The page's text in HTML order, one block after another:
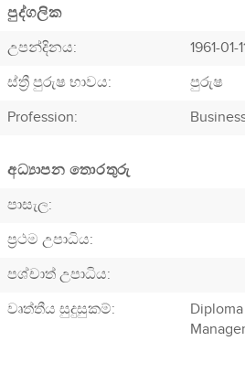
පුද්ගලික
උපන්දිනය:
1961-01-
ස්ත්‍රී පුරුෂ භාවය:
පුරුෂ
Profession:
අධ්‍යාපන තොරතුරු
පාසැල:
ප්‍රථම උපාධිය:
පශ්චාත් උපාධිය:
වෘත්තීය සුදුසුකම්: